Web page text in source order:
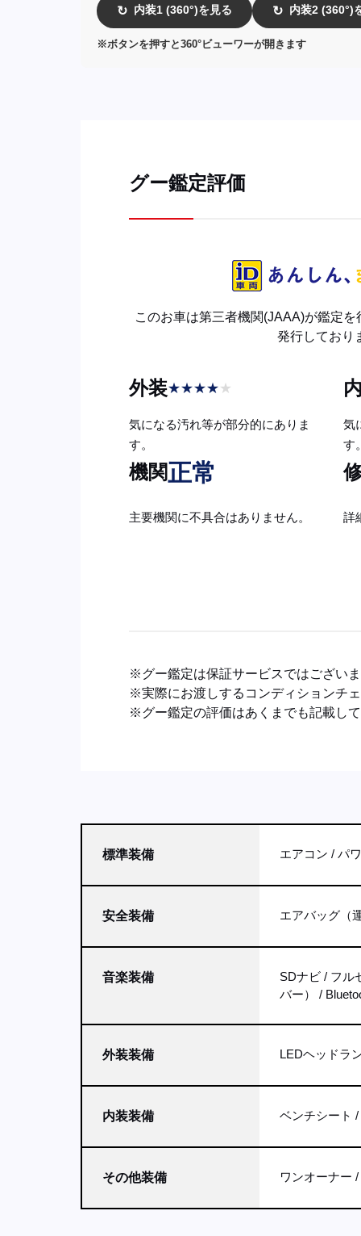
↻ 内装1 (360°)を見る ↻ 内装2 (360°)
※ボタンを押すと360°ビューワーが開きます
グー鑑定評価
このお車は第三者機関(JAAA)が鑑定
発行しており
外装★★★★★
気になる汚れ等が部分的にありま
す。
気
す
機関正常
主要機関に不具合はありません。 詳
※グー鑑定は保証サービスではござい
※実際にお渡しするコンディションチ
※グー鑑定の評価はあくまでも記載し
標準装備 エアコン パ
安全装備 エアバッグ（
音楽装備 SDナビ
フル
バー）
外装装備 LEDヘッドラ
内装装備 ベンチシート
その他装備 ワンオーナー